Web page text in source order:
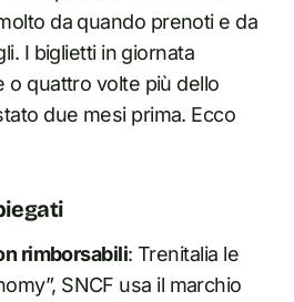
da quando prenoti e da
I biglietti in giornata
o quattro volte più dello
due mesi prima. Ecco
rimborsabili: Trenitalia le
SNCF usa il marchio